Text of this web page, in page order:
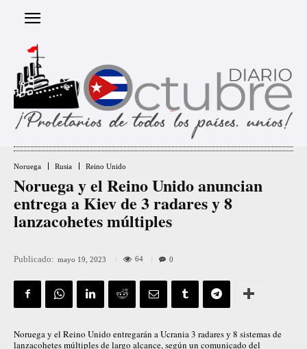
Noruega Rusia Reino Unido
Noruega y el Reino Unido anuncian
entrega a Kiev de 3 radares y 8
lanzacohetes múltiples
Publicado: mayo 19, 2023 64 0
Noruega y el Reino Unido entregarán a Ucrania 3 radares y 8 sistemas de
lanzacohetes múltiples de largo alcance, según un comunicado del